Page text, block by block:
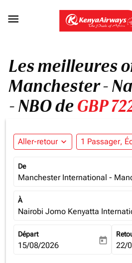

Les meilleures
Manchester -
- NBO deGBP
Aller-retour expand_more 1 Passager,
De
Manchester International -
À
Nairobi Jomo Kenyatta
Départ
fc-booking-departure-date-
15/08/2026 today fc-
22/